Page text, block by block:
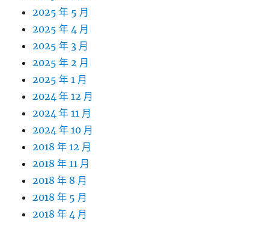
2025 年 5 月
2025 年 4 月
2025 年 3 月
2025 年 2 月
2025 年 1 月
2024 年 12 月
2024 年 11 月
2024 年 10 月
2018 年 12 月
2018 年 11 月
2018 年 8 月
2018 年 5 月
2018 年 4 月